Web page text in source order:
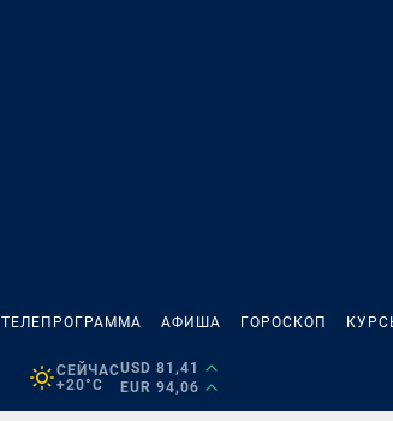
ТЕЛЕПРОГРАММА АФИША ГОРОСКОП
СЕЙЧАС
+20°C
USD 81,41
EUR 94,06